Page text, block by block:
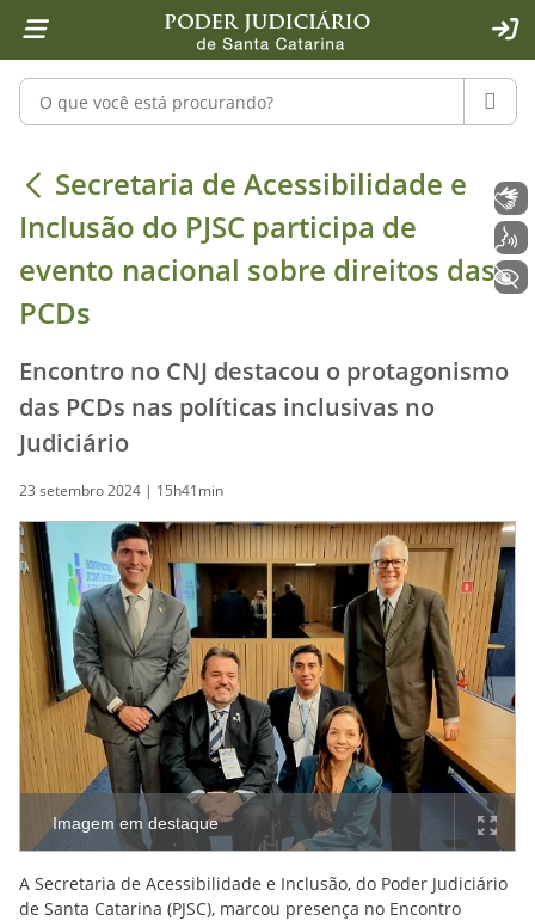
1 Ir para o conteúdo
2 Ir para a ferramenta de acessibilidade - Rybená
4 Ir para o menu principal
5 Ir para a pesquisa
6 Ir para o rodapé
7 Ir para a página inicial
Pesquisar no portal
Secretaria de Acessibilidade e
Secretaria de Acessibilidade e
Inclusão do PJSC participa de
evento nacional sobre direitos das
PCDs
Encontro no CNJ destacou o protagonismo
das PCDs nas políticas inclusivas no
Judiciário
23 setembro 2024 | 15h41min
Imagem em destaque
A Secretaria de Acessibilidade e Inclusão, do Poder Judiciário
de Santa Catarina (PJSC), marcou presença no Encontro
Libras
+ Acessibilidade